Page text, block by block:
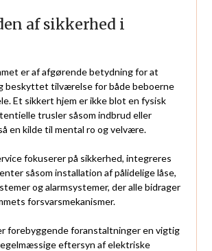
af sikkerhed i
er af afgørende betydning for at
beskyttet tilværelse for både beboerne
Et sikkert hjem er ikke blot en fysisk
trusler såsom indbrud eller
en kilde til mental ro og velvære.
fokuserer på sikkerhed, integreres
såsom installation af pålidelige låse,
og alarmsystemer, der alle bidrager
forsvarsmekanismer.
forebyggende foranstaltninger en vigtig
eftersyn af elektriske